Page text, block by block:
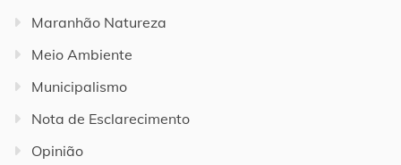
Maranhão Natureza
Meio Ambiente
Municipalismo
Nota de Esclarecimento
Opinião